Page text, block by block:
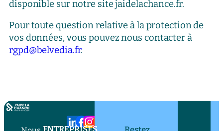
disponible sur notre site jaidelachance.fr.
Pour toute question relative à la protection de
vos données, vous pouvez nous contacter à
rgpd@belvedia.fr.